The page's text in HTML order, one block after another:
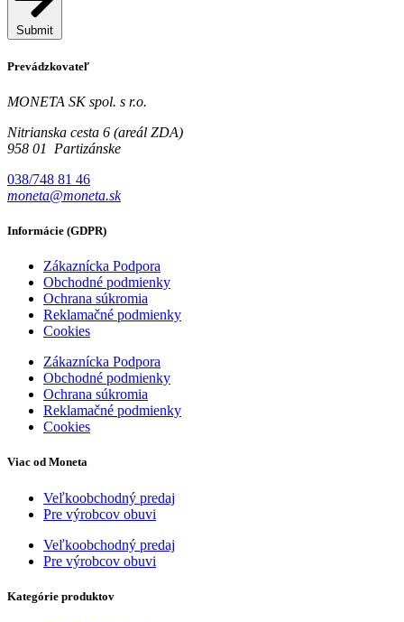
Submit
Prevádzkovateľ
MONETA SK spol. s r.o.
Nitrianska cesta 6 (areál ZDA)
958 01 Partizánske
038/748 81 46
moneta@moneta.sk
Informácie (GDPR)
Zákaznícka Podpora
Obchodné podmienky
Ochrana súkromia
Reklamačné podmienky
Cookies
Zákaznícka Podpora
Obchodné podmienky
Ochrana súkromia
Reklamačné podmienky
Cookies
Viac od Moneta
Veľkoobchodný predaj
Pre výrobcov obuvi
Veľkoobchodný predaj
Pre výrobcov obuvi
Kategórie produktov